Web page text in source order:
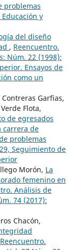
problemas
y
del diseño
, Reencuentro.
Núm. 22 (1998):
Ensayos de
como un
Garfias,
Flota,
de egresados
carrera de
problemas
Seguimiento de
Morón, La
femenino en
Análisis de
74 (2017):
Chacón,
Reencuentro.